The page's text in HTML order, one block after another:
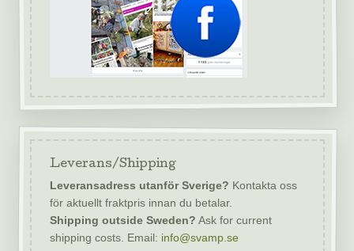
Leverans/Shipping
Leveransadress utanför Sverige? Kontakta oss
för aktuellt fraktpris innan du betalar.
Shipping outside Sweden? Ask for current
shipping costs. Email: info@svamp.se